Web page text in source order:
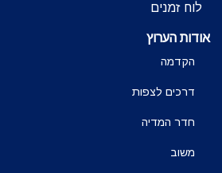
לוח זמנים
אודות הערוץ
הקדמה
דרכים לצפות
חדר המדיה
משוב